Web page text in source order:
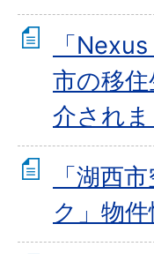
「
市の移
介され
「湖西
ク」物件